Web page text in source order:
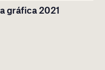
gráfica 2021